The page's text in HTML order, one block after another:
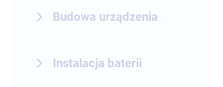
Budowa urządzenia
Instalacja baterii